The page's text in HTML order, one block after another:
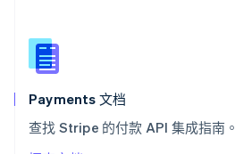
Payments 文档
查找 Stripe 的付款 API 集成指南。
新西兰
English
匈牙利
English
ItalianoEnglish
印度